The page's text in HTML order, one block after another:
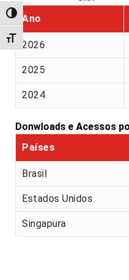
Alternar alto contraste
Alternar tamanho da fonte
Ano
2026
2025
2024
Donwloads e Acessos
Países
Brasil
Estados Unidos
Singapura